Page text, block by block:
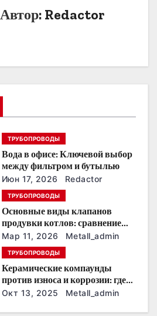
Автор: Redactor
ТРУБОПРОВОДЫ
Вода в офисе: Ключевой выбор
между фильтром и бутылью
Июн 17, 2026 Redactor
ТРУБОПРОВОДЫ
Основные виды клапанов
продувки котлов: сравнение
устройств и характеристик
Мар 11, 2026 Metall_admin
ТРУБОПРОВОДЫ
Керамические компаунды
против износа и коррозии: где
они работают эффективнее
Окт 13, 2025 Metall_admin